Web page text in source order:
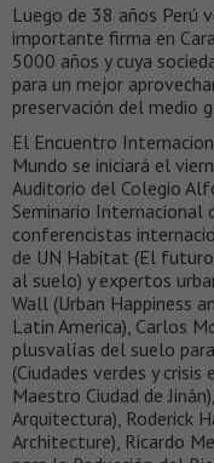
Luego de 38 años Perú
importante firma en
5000 años y cuya
para un mejor
preservación del medio
El Encuentro
Mundo se iniciará el
Auditorio del Colegio
Seminario Internacional
conferencistas
de UN Habitat (El
al suelo) y expertos
Wall (Urban Happiness
Latin America), Carlos
plusvalías del suelo
(Ciudades verdes y
Maestro Ciudad de
Arquitectura), Roderick
Architecture), Ricardo